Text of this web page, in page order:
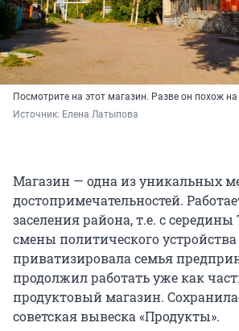
Посмотрите на этот магазин. Разве он похож
Источник: Елена Латыпова
Магазин — одна из уникальных
достопримечательностей.
заселения района, т.е. с середины
смены политического
приватизировала семья
продолжил работать уже как
продуктовый магазин.
советская вывеска «Продукты».